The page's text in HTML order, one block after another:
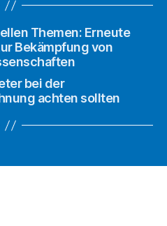
Themen: Erneute
Bekämpfung von
bei der
achten sollten